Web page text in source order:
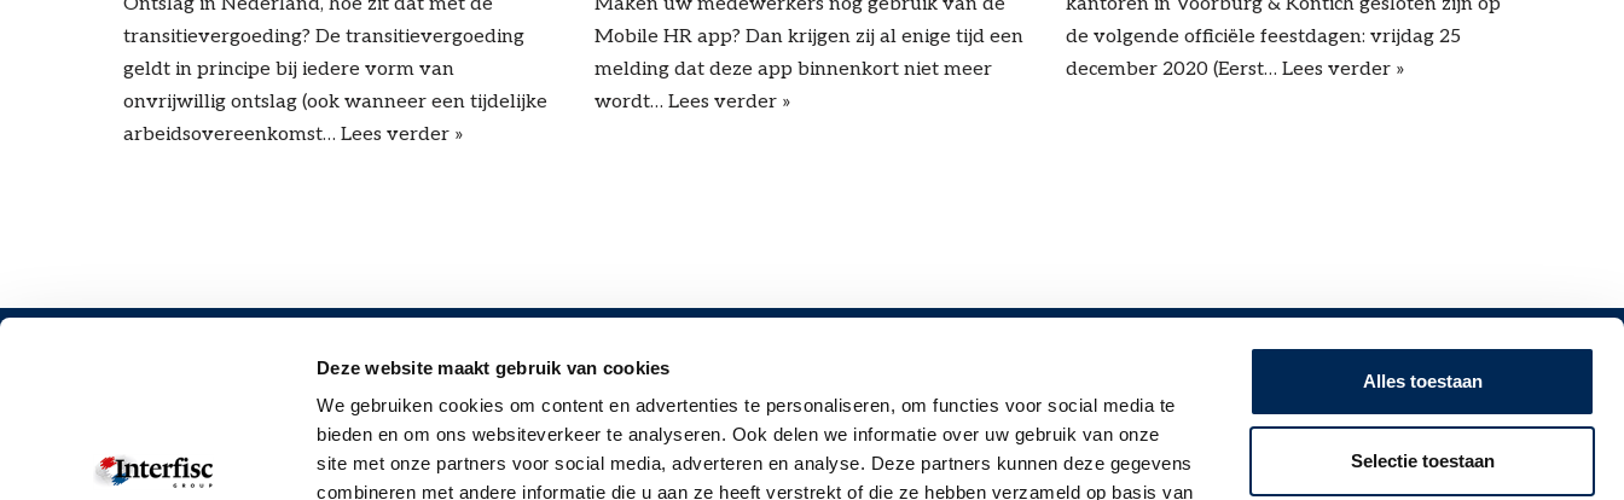
Deze website maakt gebruik van cookies
We gebruiken cookies om content en advertenties te personaliseren, om functies voor social media te
bieden en om ons websiteverkeer te analyseren. Ook delen we informatie over uw gebruik van onze
site met onze partners voor social media, adverteren en analyse. Deze partners kunnen deze gegevens
combineren met andere informatie die u aan ze heeft verstrekt of die ze hebben verzameld op basis van
Alles toestaan
Selectie toestaan
transitievergoeding? De transitievergoeding
geldt in principe bij iedere vorm van
onvrijwillig ontslag (ook wanneer een tijdelijke
arbeidsovereenkomst… Lees verder »
Mobile HR app? Dan krijgen zij al enige tijd een
melding dat deze app binnenkort niet meer
wordt… Lees verder »
de volgende officiële feestdagen: vrijdag 25
december 2020 (Eerst… Lees verder »
Contactformulier
MEER WETEN?
Offerte aanvragen
Corporate brochure
SCHRIJF U IN VOOR ONZE NIEUWSBRIEF!
Volg ontwikkelingen op het gebied van
werkgeversverplichtingen in Nederland, België,
Duitsland, Frankrijk, het Verenigd Koninkrijk en